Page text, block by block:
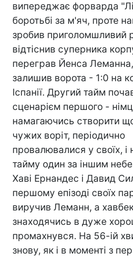
випереджає форварда
боротьбі за м'яч, проте
зробив приголомшливий
відтіснив суперника
переграв Йенса
залишив ворота - 1:0 на
Іспанії. Другий тайм
сценарієм першого -
намагаючись створити
чужих воріт, періодично
провалювалися у своїх, і
тайму один за іншим
Хаві Ернандес і Давид
першому епізоді своїх
виручив Леманн, а хавбек
знаходячись в дуже
промахнувся. На 56-ій
знову, як і в моменті з